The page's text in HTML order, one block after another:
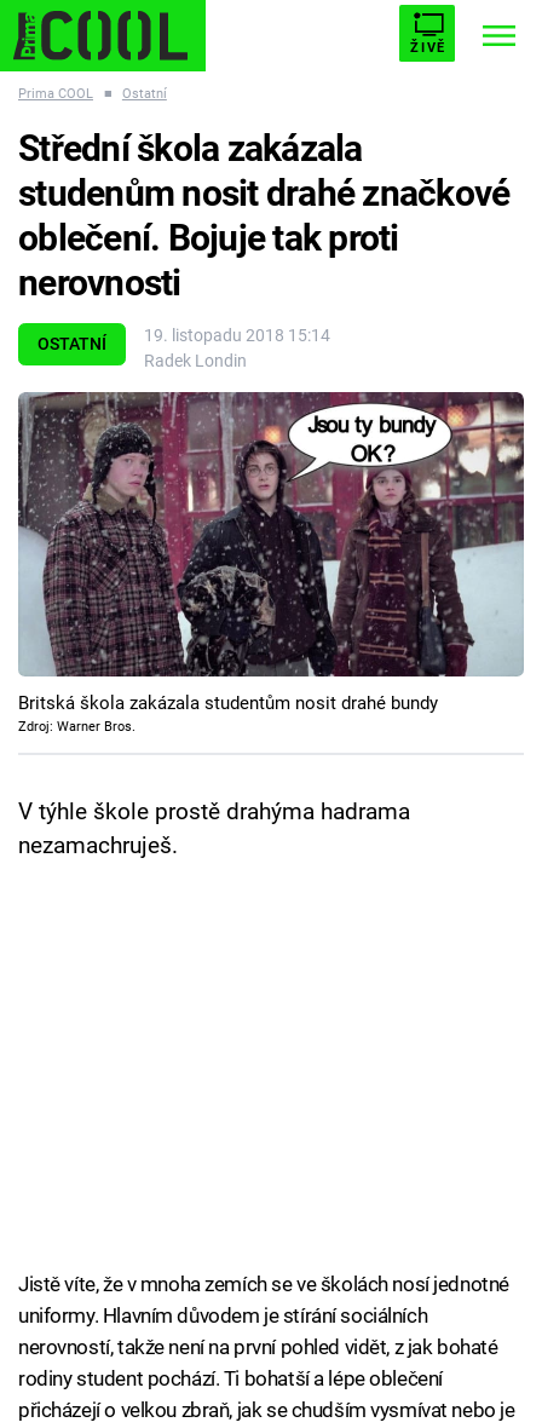
ŽIVĚ
ESCAPE PLNEJ KOTEL AVENGERS 5
Témata
Filmy
Seriály
Hry
Cool Esport
Pořady
TV Program
Přihlášení
Prima COOL ■ Ostatní
OSTATNÍ
19. listopadu 2018 15:14
Radek Londin
Střední škola zakázala
studenům nosit drahé značkové
oblečení. Bojuje tak proti
nerovnosti
Britská škola zakázala studentům nosit drahé bundy
Zdroj: Warner Bros.
V týhle škole prostě drahýma hadrama
nezamachruješ.
Jistě víte, že v mnoha zemích se ve školách nosí jednotné
uniformy. Hlavním důvodem je stírání sociálních
nerovností, takže není na první pohled vidět, z jak bohaté
rodiny student pochází. Ti bohatší a lépe oblečení
přicházejí o velkou zbraň, jak se chudším vysmívat nebo je